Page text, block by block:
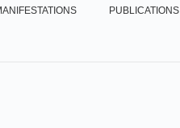
PUBLICATIONS